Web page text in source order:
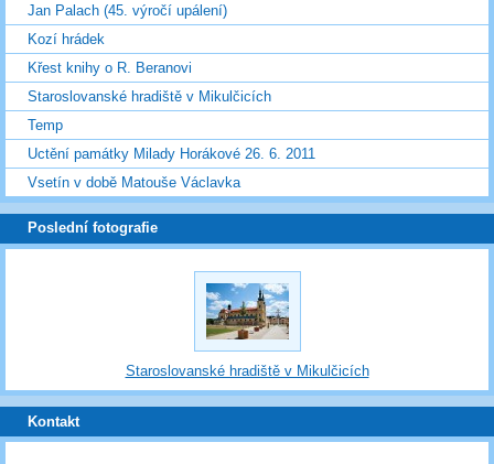
Jan Palach (45. výročí upálení)
Kozí hrádek
Křest knihy o R. Beranovi
Staroslovanské hradiště v Mikulčicích
Temp
Uctění památky Milady Horákové 26. 6. 2011
Vsetín v době Matouše Václavka
Poslední fotografie
Staroslovanské hradiště v Mikulčicích
Kontakt